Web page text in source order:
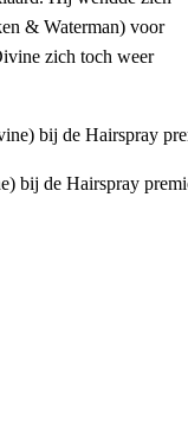
& Waterman) voor
zich toch weer
bij de Hairspray